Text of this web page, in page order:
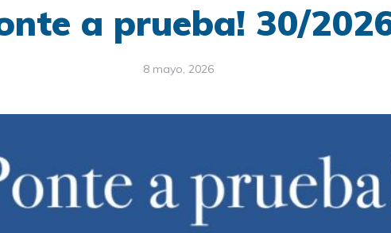
a prueba! 30/
8 mayo, 2026